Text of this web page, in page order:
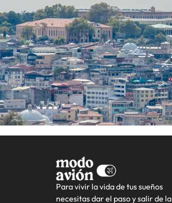
Para vivir la vida de tus sueños
necesitas dar el paso y salir de la